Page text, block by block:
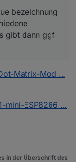
bezeichnung
gibt dann ggf
Matrix-Mod …
mini-ESP8266 …
in der Überschrift des